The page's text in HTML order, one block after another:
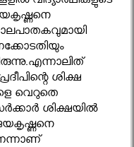
ശിക്ഷ
വെറുതെ
ശിക്ഷയില്‍